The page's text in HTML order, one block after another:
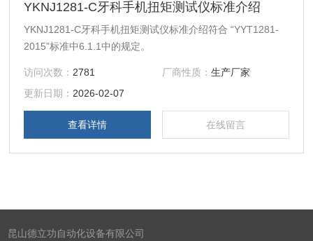
YKNJ1281-C牙科手机扭矩测试仪标准介绍
YKNJ1281-C牙科手机扭矩测试仪标准介绍符合 “YYT1281-
2015”标准中6.1.1中的规定。
访问次数： 2781 厂商性质： 生产厂家
更新日期： 2026-02-07
查看详情 在线留言
昆山德立功自动化设备有限公司